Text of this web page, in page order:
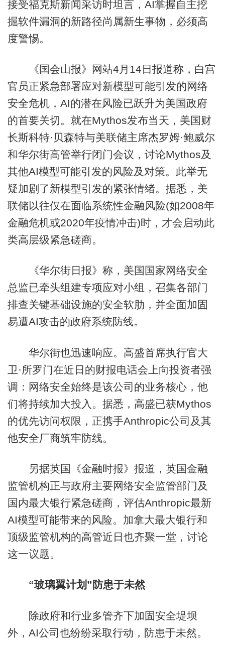
接受福克斯新闻采访时坦言，AI掌握自主挖
掘软件漏洞的新路径尚属新生事物，必须高
度警惕。
《国会山报》网站4月14日报道称，白宫
官员正紧急部署应对新模型可能引发的网络
安全危机，AI的潜在风险已跃升为美国政府
的首要关切。就在Mythos发布当天，美国财
长斯科特·贝森特与美联储主席杰罗姆·鲍威尔
和华尔街高管举行闭门会议，讨论Mythos及
其他AI模型可能引发的风险及对策。此举无
疑加剧了新模型引发的紧张情绪。据悉，美
联储以往仅在面临系统性金融风险(如2008年
金融危机或2020年疫情冲击)时，才会启动此
类高层级紧急磋商。
《华尔街日报》称，美国国家网络安全
总监已牵头组建专项应对小组，召集各部门
排查关键基础设施的安全软肋，并全面加固
易遭AI攻击的政府系统防线。
华尔街也迅速响应。高盛首席执行官大
卫·所罗门在近日的财报电话会上向投资者强
调：网络安全始终是该公司的业务核心，他
们将持续加大投入。据悉，高盛已获Mythos
的优先访问权限，正携手Anthropic公司及其
他安全厂商筑牢防线。
另据英国《金融时报》报道，英国金融
监管机构正与政府主要网络安全监管部门及
国内最大银行紧急磋商，评估Anthropic最新
AI模型可能带来的风险。加拿大最大银行和
顶级监管机构的高管近日也齐聚一堂，讨论
这一议题。
“玻璃翼计划”防患于未然
除政府和行业多管齐下加固安全堤坝
外，AI公司也纷纷采取行动，防患于未然。